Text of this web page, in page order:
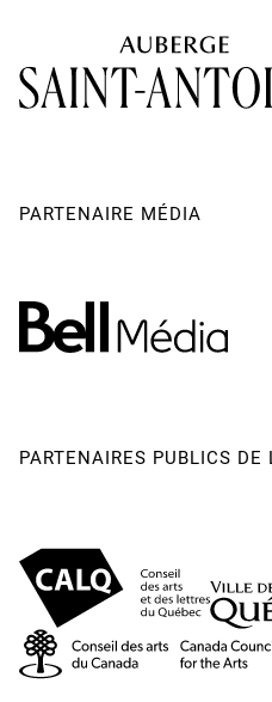
Agente de Robert Lepage
Une production
Ex Machina
Producteur - Ex Machina
PARTENAIRE MÉDIA
PARTENAIRES PUBLICS DE